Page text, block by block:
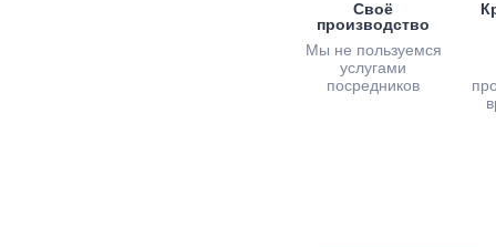
Своё
производство
Мы не пользуемся
услугами
посредников